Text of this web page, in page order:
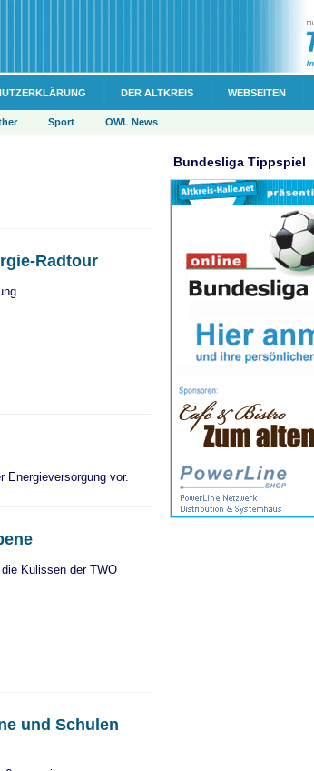
DER ALTKREIS WEBSEITEN
Sport OWL News
Radtour
Energieversorgung vor.
Kulissen der TWO
und Schulen
Bundesliga Tippspiel